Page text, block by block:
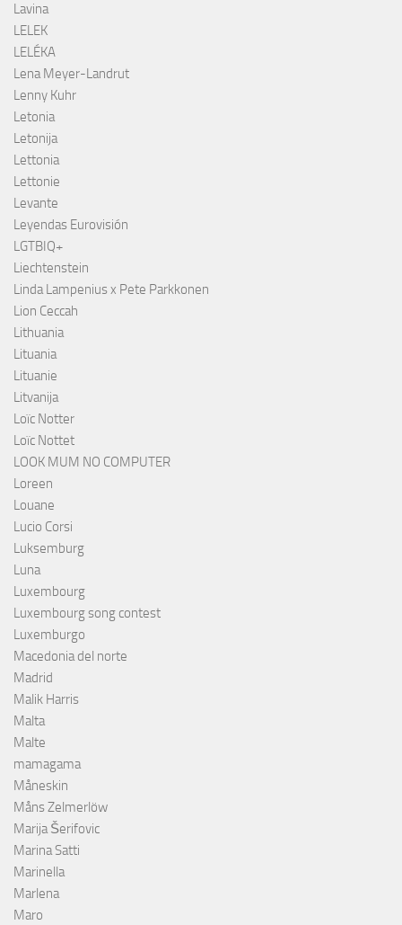
Lavina
LELEK
LELÉKA
Lena Meyer-Landrut
Lenny Kuhr
Letonia
Letonija
Lettonia
Lettonie
Levante
Leyendas Eurovisión
LGTBIQ+
Liechtenstein
Linda Lampenius x Pete Parkkonen
Lion Ceccah
Lithuania
Lituania
Lituanie
Litvanija
Loïc Notter
Loïc Nottet
LOOK MUM NO COMPUTER
Loreen
Louane
Lucio Corsi
Luksemburg
Luna
Luxembourg
Luxembourg song contest
Luxemburgo
Macedonia del norte
Madrid
Malik Harris
Malta
Malte
mamagama
Måneskin
Måns Zelmerlöw
Marija Šerifovic
Marina Satti
Marinella
Marlena
Maro